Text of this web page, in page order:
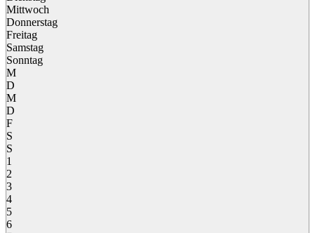
Mittwoch
Donnerstag
Freitag
Samstag
Sonntag
M
D
M
D
F
S
S
1
2
3
4
5
6